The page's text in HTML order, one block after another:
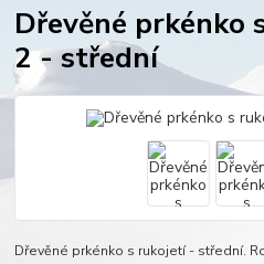
Dřevěné prkénko
2 - střední
Dřevěné prkénko s rukojetí - střední.